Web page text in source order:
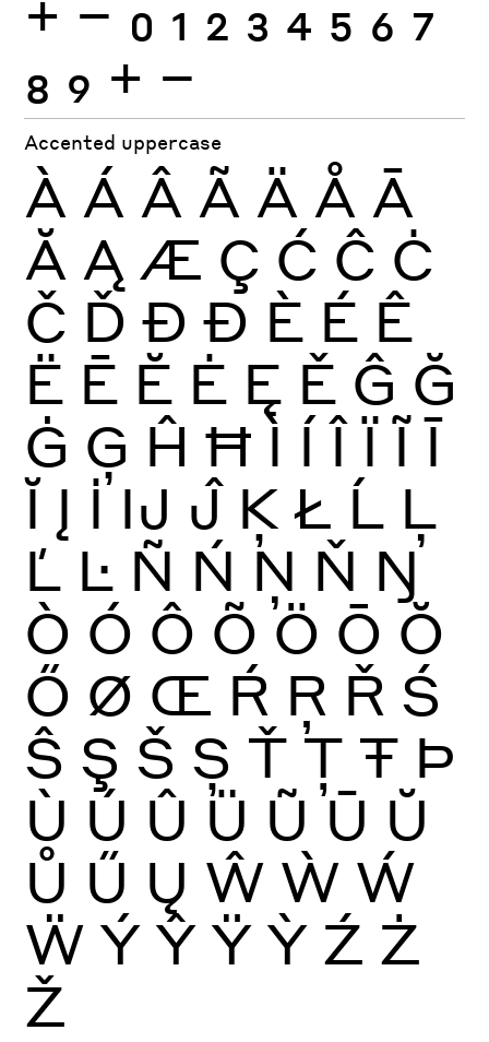
8 9 + −
Accented uppercase
À Á Â Ã Ä Å Ā
Ă Ą Æ Ç Ć Ĉ Ċ
Č Ď Đ Ð È É Ê
Ë Ē Ĕ Ė Ę Ě Ĝ Ğ
Ġ Ģ Ĥ Ħ Ì Í Î Ï Ĩ Ī
Ĭ Į İ Ĳ Ĵ Ķ Ł Ĺ Ļ
Ľ Ŀ Ñ Ń Ņ Ň Ŋ
Ò Ó Ô Õ Ö Ō Ŏ
Ő Ø Œ Ŕ Ŗ Ř Ś
Ŝ Ş Š Ș Ť Ţ Ŧ Þ
Ù Ú Û Ü Ũ Ū Ŭ
Ů Ű Ų Ŵ Ẁ Ẃ
Ẅ Ý Ŷ Ÿ Ỳ Ź Ż
Ž